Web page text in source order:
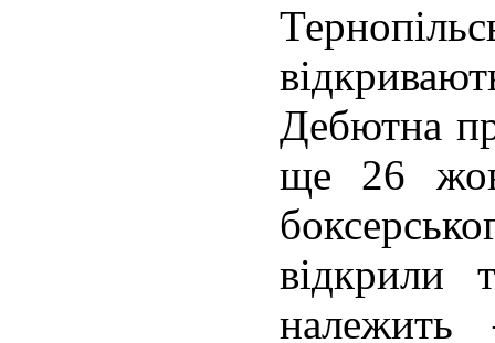
Дебютна
ще 26
відкрили
належить